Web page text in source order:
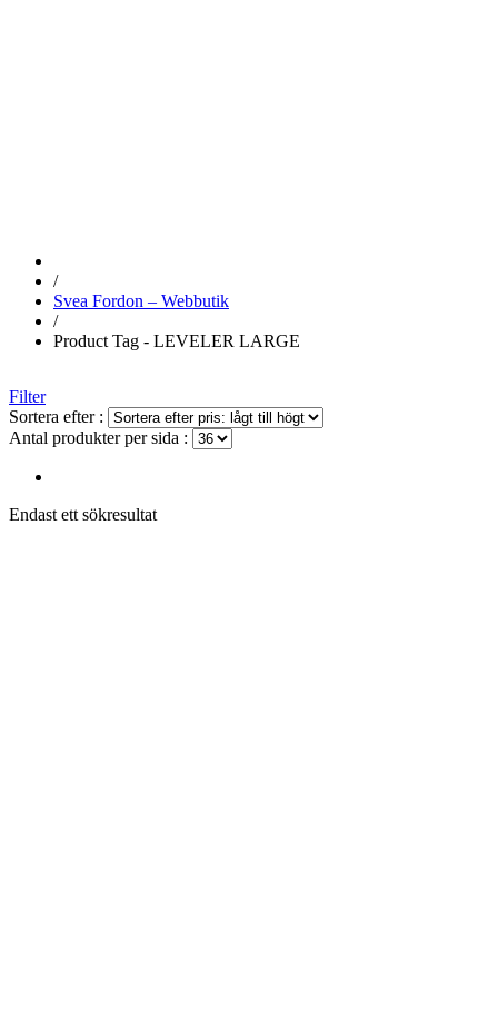
/
Svea Fordon – Webbutik
/
Product Tag - LEVELER LARGE
Filter
Sortera efter :
Antal produkter per sida :
Endast ett sökresultat